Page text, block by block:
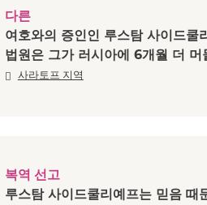
다른
여호와의 증인인 루스탐 사이드쿨
법원은 그가 러시아에 6개월 더
사라토프 지역
복역 선고
루스탐 사이드쿨리예프는 믿음 때